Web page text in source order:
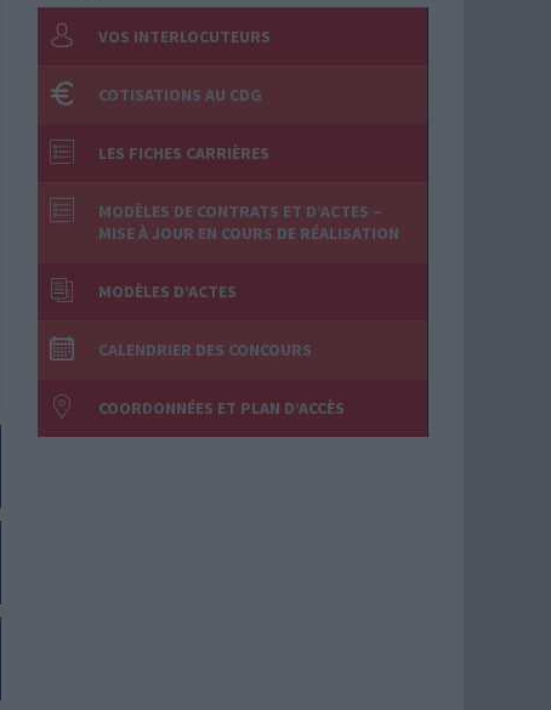
VOS INTERLOCUTEURS
COTISATIONS AU CDG
LES FICHES CARRIÈRES
MODÈLES DE CONTRATS ET D’ACTES –
MISE À JOUR EN COURS DE RÉALISATION
MODÈLES D’ACTES
CALENDRIER DES CONCOURS
COORDONNÉES ET PLAN D’ACCÈS